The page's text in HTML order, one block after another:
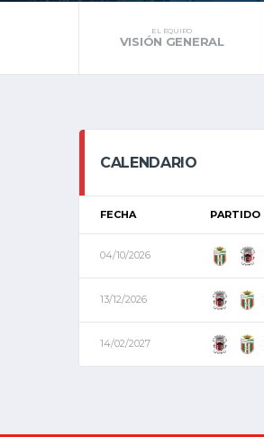
EL EQUIPO
VISIÓN GENERAL
CALENDARIO
FECHA PARTIDO
04/10/2026
13/12/2026
14/02/2027